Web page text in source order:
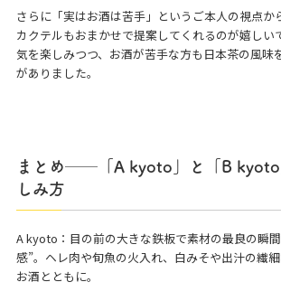
さらに「実はお酒は苦手」というご本人の視点か
カクテルもおまかせで提案してくれるのが嬉しい
気を楽しみつつ、お酒が苦手な方も日本茶の風味
がありました。
まとめ──「A kyoto」と「B kyoto
しみ方
A kyoto：目の前の大きな鉄板で素材の最良の瞬
感”。ヘレ肉や旬魚の火入れ、白みそや出汁の繊
お酒とともに。